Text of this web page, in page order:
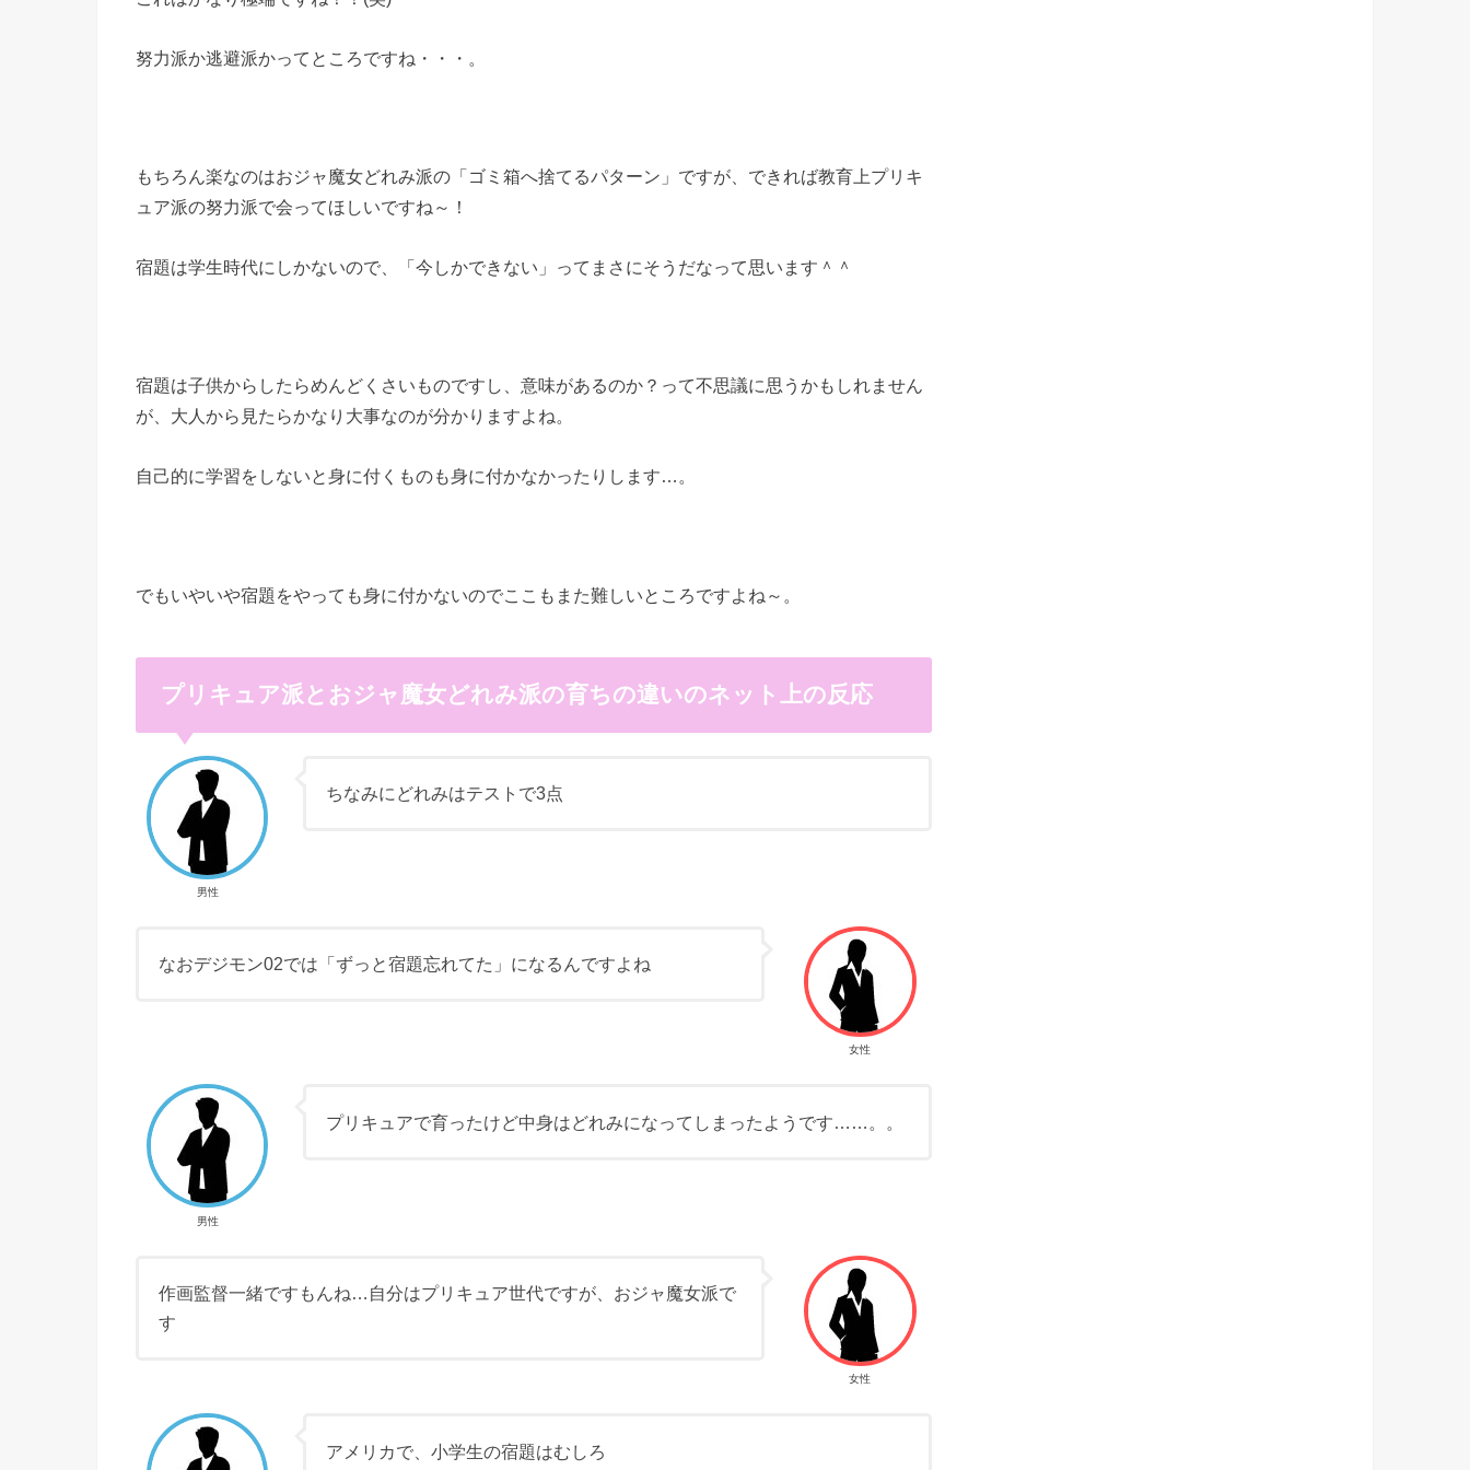
努力派か逃避派かってところですね・・・。
もちろん楽なのはおジャ魔女どれみ派の「ゴミ箱へ捨てるパターン」ですが、できれば教育上プリキ
ュア派の努力派で会ってほしいですね～！
宿題は学生時代にしかないので、「今しかできない」ってまさにそうだなって思います＾＾
宿題は子供からしたらめんどくさいものですし、意味があるのか？って不思議に思うかもしれません
が、大人から見たらかなり大事なのが分かりますよね。
自己的に学習をしないと身に付くものも身に付かなかったりします…。
でもいやいや宿題をやっても身に付かないのでここもまた難しいところですよね～。
プリキュア派とおジャ魔女どれみ派の育ちの違いのネット上の反応
男性
ちなみにどれみはテストで3点
女性
なおデジモン02では「ずっと宿題忘れてた」になるんですよね
男性
プリキュアで育ったけど中身はどれみになってしまったようです……。。
女性
作画監督一緒ですもんね…自分はプリキュア世代ですが、おジャ魔女派で
す
アメリカで、小学生の宿題はむしろ